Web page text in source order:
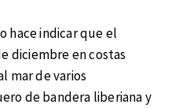
hace indicar que el
diciembre en costas
mar de varios
de bandera liberiana y